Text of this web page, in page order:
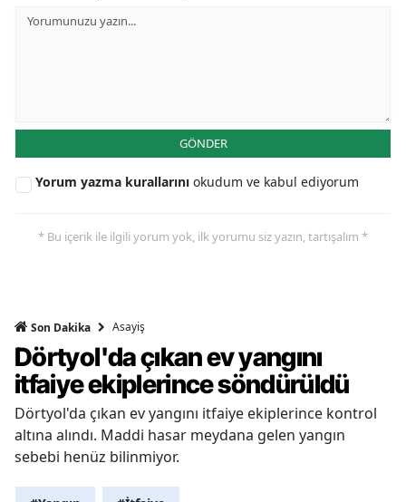
GÖNDER
Yorum yazma kurallarını okudum ve kabul ediyorum
* Bu içerik ile ilgili yorum yok, ilk yorumu siz yazın, tartışalım *
Son Dakika Asayiş
Dörtyol'da çıkan ev yangını
itfaiye ekiplerince söndürüldü
Dörtyol'da çıkan ev yangını itfaiye ekiplerince kontrol
altına alındı. Maddi hasar meydana gelen yangın
sebebi henüz bilinmiyor.